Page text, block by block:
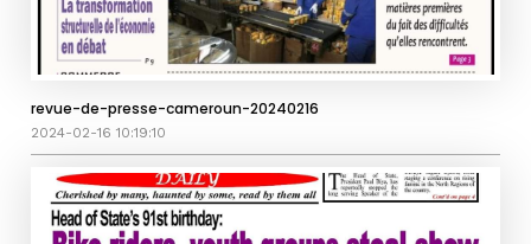
revue-de-presse-cameroun-20240216
2024-02-16 10:19:10